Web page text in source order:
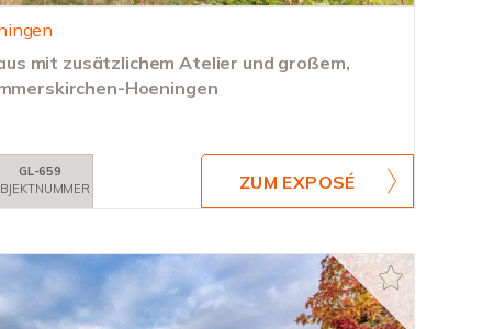
mit zusätzlichem Atelier und großem,
Hoeningen
GL-659
ZUM EXPOSÉ